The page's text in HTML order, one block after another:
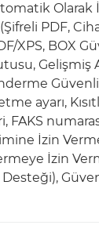
Olarak
PDF,
XPS, BOX
Gelişmiş
ayarı,
İzin
İzin
Desteği),